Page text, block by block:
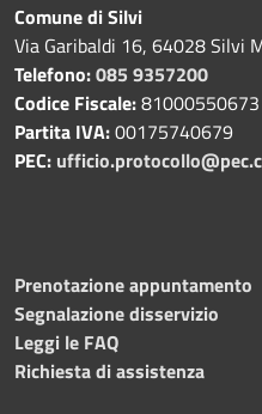
Comune di Silvi
Via Garibaldi 16, 64028 Silvi
Telefono:085 9357200
Codice Fiscale:81000550673
Partita IVA:00175740679
PEC:
Prenotazione appuntamento
Segnalazione disservizio
Leggi le FAQ
Richiesta di assistenza